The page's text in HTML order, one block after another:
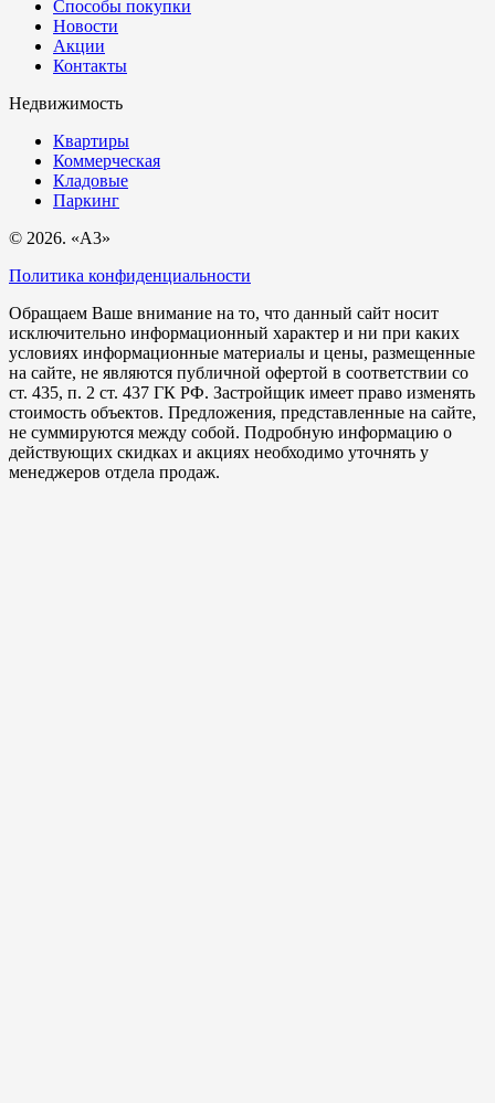
Способы покупки
Новости
Акции
Контакты
Недвижимость
Квартиры
Коммерческая
Кладовые
Паркинг
© 2026. «A3»
Политика конфиденциальности
Обращаем Ваше внимание на то, что данный сайт носит
исключительно информационный характер и ни при каких
условиях информационные материалы и цены, размещенные
на сайте, не являются публичной офертой в соответствии со
ст. 435, п. 2 ст. 437 ГК РФ. Застройщик имеет право изменять
стоимость объектов. Предложения, представленные на сайте,
не суммируются между собой. Подробную информацию о
действующих скидках и акциях необходимо уточнять у
менеджеров отдела продаж.